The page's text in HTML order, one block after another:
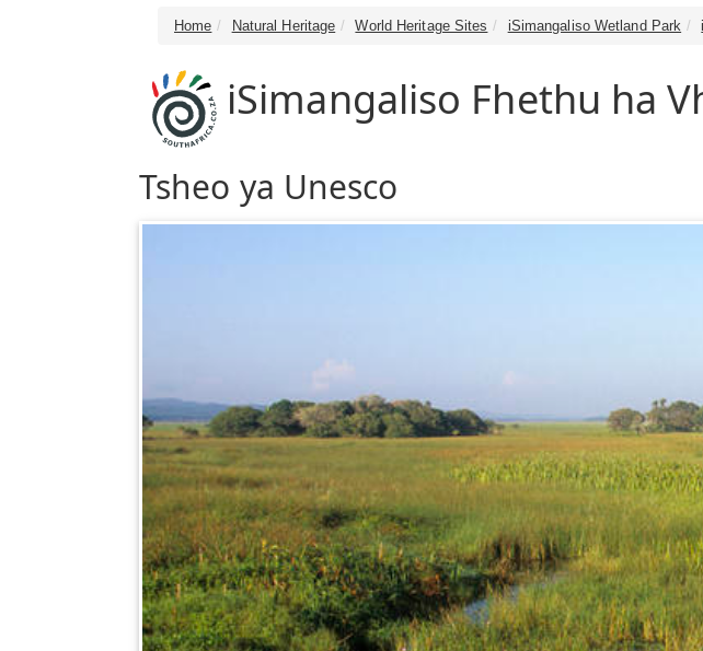
Home Natural Heritage World Heritage Sites iSimangaliso Wetland Park
iSimangaliso Fhethu ha
Tsheo ya Unesco